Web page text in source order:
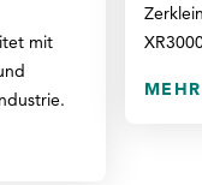
mit